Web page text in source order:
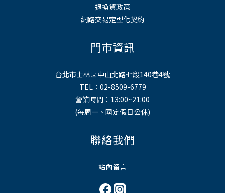
退換貨政策
網路交易定型化契約
門市資訊
台北市士林區中山北路七段140巷4號
TEL：02-8509-6779
營業時間：13:00~21:00
(每周一、國定假日公休)
聯絡我們
站內留言